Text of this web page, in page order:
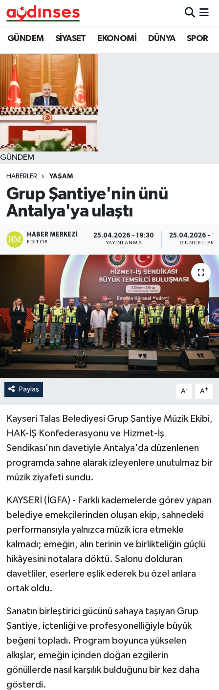
GÜNDEM SİYASET EKONOMİ DÜNYA SPOR
GÜNDEM
HABERLER YAŞAM
Grup Şantiye'nin ünü
Antalya'ya ulaştı
HABER MERKEZI
EDITÖR
25.04.2026 - 19:30
YAYINLANMA
25.04.2026 -
GÜNCELLEME
Paylaş A- A+
Kayseri Talas Belediyesi Grup Şantiye Müzik Ekibi,
HAK-İŞ Konfederasyonu ve Hizmet-İş
Sendikası'nın davetiyle Antalya'da düzenlenen
programda sahne alarak izleyenlere unutulmaz bir
müzik ziyafeti sundu.
KAYSERİ (İGFA) - Farklı kademelerde görev yapan
belediye emekçilerinden oluşan ekip, sahnedeki
performansıyla yalnızca müzik icra etmekle
kalmadı; emeğin, alın terinin ve birlikteliğin güçlü
hikâyesini notalara döktü. Salonu dolduran
davetliler, eserlere eşlik ederek bu özel anlara
ortak oldu.
Sanatın birleştirici gücünü sahaya taşıyan Grup
Şantiye, içtenliği ve profesyonelliğiyle büyük
beğeni topladı. Program boyunca yükselen
alkışlar, emeğin içinden doğan ezgilerin
gönüllerde nasıl karşılık bulduğunu bir kez daha
gösterdi.
GÜNDEM
SİYASET
EKONOMİ
DÜNYA
SPOR
MAGAZİN
YAŞAM
Nöbetçi Eczaneler
Hava Durumu
Aydin Namaz Vakitleri
Trafik Durumu
Süper Lig Puan Durumu ve Fikstür
Tüm Manşetler
Son Dakika Haberleri
Haber Arşivi